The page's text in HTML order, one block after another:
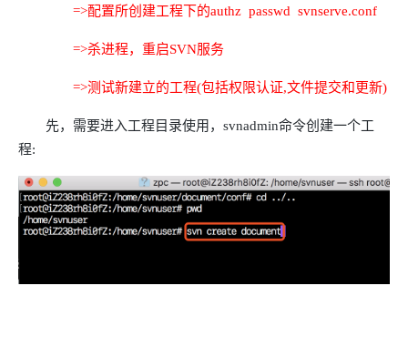
=>配置所创建工程下的authz passwd svnserve.conf
=>杀进程，重启SVN服务
=>测试新建立的工程(包括权限认证,文件提交和更新)
先，需要进入工程目录使用，svnadmin命令创建一个工
程: